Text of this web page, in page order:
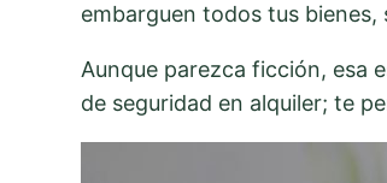
embarguen todos tus
Aunque parezca ficción, esa
de seguridad en alquiler; te